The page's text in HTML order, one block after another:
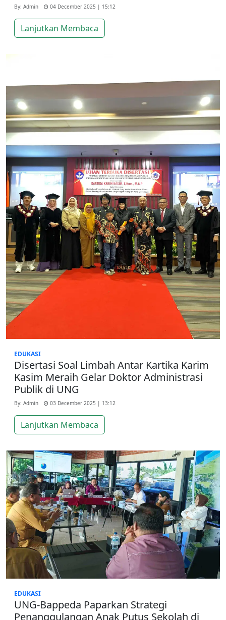
By: Admin 04 December 2025 | 15:12
Lanjutkan Membaca
EDUKASI
Disertasi Soal Limbah Antar Kartika Karim
Kasim Meraih Gelar Doktor Administrasi
Publik di UNG
By: Admin 03 December 2025 | 13:12
Lanjutkan Membaca
EDUKASI
UNG-Bappeda Paparkan Strategi
Penanggulangan Anak Putus Sekolah di